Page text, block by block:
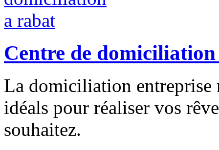
Centre de
La domiciliation entreprise
idéals pour réaliser vos
souhaitez.